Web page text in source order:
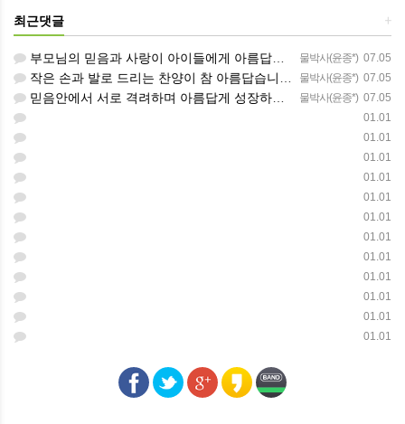
+
최근댓글
물박사(윤종*) 07.05
부모님의 믿음과 사랑이 아이들에게 아름답게 이어지길 축복합니다
물박사(윤종*) 07.05
작은 손과 발로 드리는 찬양이 참 아름답습니다 하나님의 사랑이 늘 함께하길 기도합니다
물박사(윤종*) 07.05
믿음안에서 서로 격려하며 아름답게 성장하는 중고등부가 되길 응원합니다
01.01
01.01
01.01
01.01
01.01
01.01
01.01
01.01
01.01
01.01
01.01
01.01